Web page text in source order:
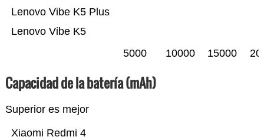
Lenovo Vibe K5
Lenovo Vibe K5 Plus
5000 10000 15000
Capacidad de la batería (mAh)
Superior es mejor
Xiaomi Redmi 4